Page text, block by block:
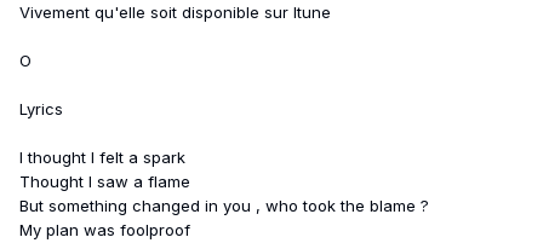
Vivement qu'elle soit disponible sur Itune
O
Lyrics
I thought I felt a spark
Thought I saw a flame
But something changed in you , who took the blame ?
My plan was foolproof